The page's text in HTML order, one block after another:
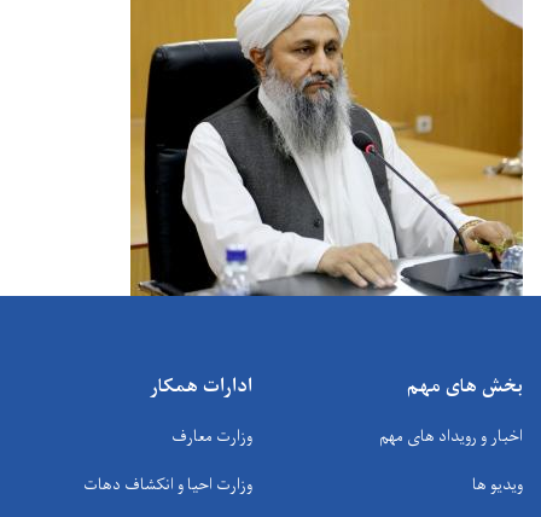
بخش های مهم
اخبار و رویداد های مهم
ویدیو ها
ادارات همکار
وزارت معارف
وزارت احیا و انکشاف دهات